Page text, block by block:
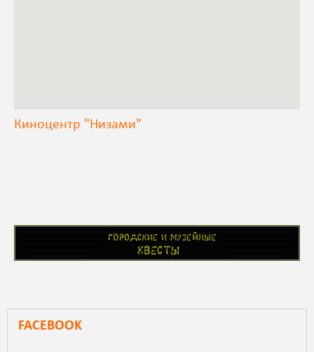
Киноцентр "Низами"
FACEBOOK